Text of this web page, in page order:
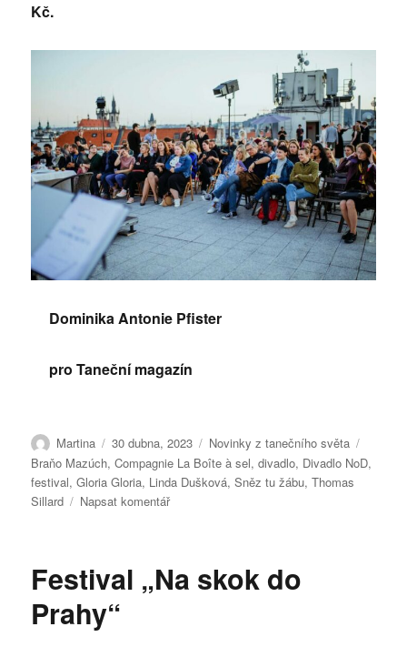
Kč.
Dominika Antonie Pfister
pro Taneční magazín
Autor:
Martina Publikováno:
30 dubna, 2023 Rubriky:
Novinky z tanečního světa
Braňo Mazúch,Compagnie La Boîte à sel,divadlo, Divadlo NoD,
festival,Gloria Gloria, Linda Dušková,Sněz tu žábu,Thomas
Sillard
Napsat komentářpro
Festival
Sněz
Festival „Na skok do
Prahy“